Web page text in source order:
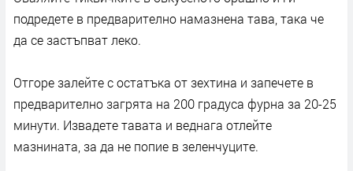
подредете в предварително намазнена тава, така че
да се застъпват леко.
Отгоре залейте с остатъка от зехтина и запечете в
предварително загрята на 200 градуса фурна за 20-25
минути. Извадете тавата и веднага отлейте
мазнината, за да не попие в зеленчуците.